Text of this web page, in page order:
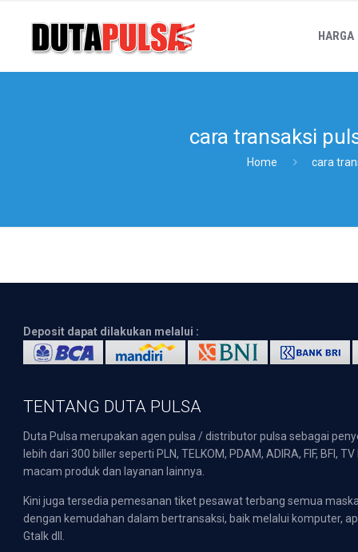
HARGA
cara transaksi
Home cara
Deposit dapat dilakukan melalui :
TENTANG DUTA PULSA
Duta Pulsa merupakan agen pulsa / distributor pulsa sebagai
lebih dari 300 biller seperti PLN, TELKOM, PDAM, ADIRA, FIF,
macam produk dan layanan lainnya.
Kini juga tersedia pemesanan tiket pesawat terbang semua
dengan kemudahan dalam bertransaksi, baik melalui komputer,
Gtalk dll.